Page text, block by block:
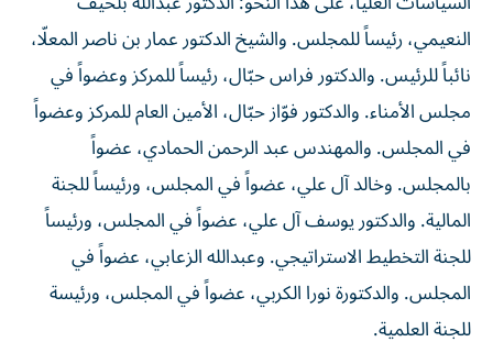
النعيمي، رئيساً للمجلس. والشيخ الدكتور عمار بن ناصر المعلّا،
نائباً للرئيس. والدكتور فراس حبّال، رئيساً للمركز وعضواً في
مجلس الأمناء. والدكتور فوّاز حبّال، الأمين العام للمركز وعضواً
في المجلس. والمهندس عبد الرحمن الحمادي، عضواً
بالمجلس. وخالد آل علي، عضواً في المجلس، ورئيساً للجنة
المالية. والدكتور يوسف آل علي، عضواً في المجلس، ورئيساً
للجنة التخطيط الاستراتيجي. وعبدالله الزعابي، عضواً في
المجلس. والدكتورة نورا الكربي، عضواً في المجلس، ورئيسة
للجنة العلمية.